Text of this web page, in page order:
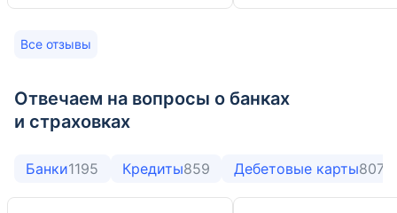
Все отзывы
Отвечаем на вопросы о банках
и страховках
Банки1195 Кредиты859 Дебетовые карты807